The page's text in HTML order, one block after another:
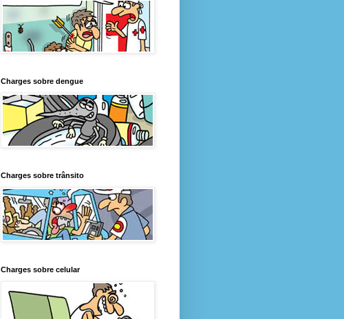
Charges sobre dengue
Charges sobre trânsito
Charges sobre celular